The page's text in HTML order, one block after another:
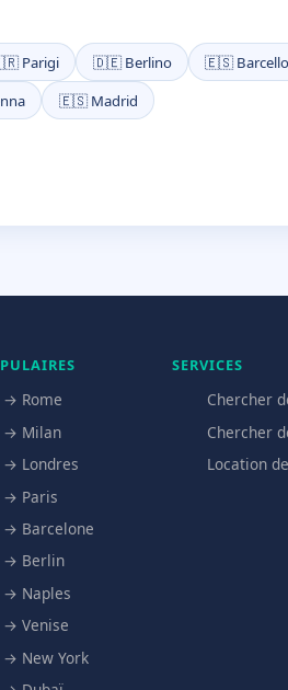
Parigi 🇩🇪 Berlino
🇪🇸
🇪🇸 Madrid
→ Rome
→ Milan
→ Londres
→ Paris
→ Barcelone
→ Berlin
→ Naples
→ Venise
→ New York
SERVICES
Chercher
Chercher
Location